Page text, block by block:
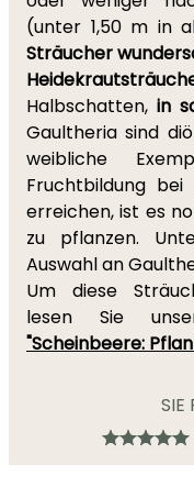
(unter 1,50 m in
Sträucher
Halbschatten, in
Gaultheria sind
weibliche
Fruchtbildung
erreichen, ist es
zu pflanzen.
Auswahl an
Um diese
lesen Sie
"Scheinbeere:
SIE